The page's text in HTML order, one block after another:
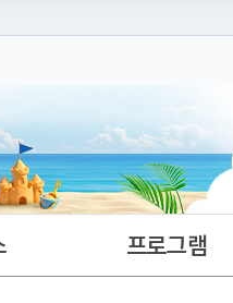
도메인 주소를 확인해 보세요
프로그램